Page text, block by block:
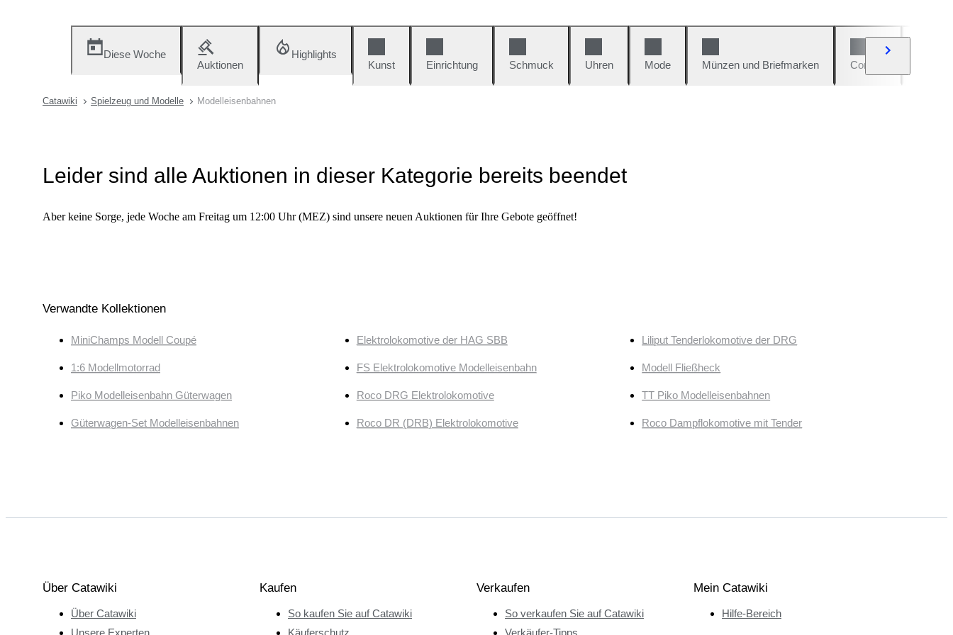
Diese Woche
Auktionen
Highlights
Kunst
Einrichtung Schmuck Uhren Mode Münzen und Briefmarken Comics
Catawiki Spielzeug und Modelle Modelleisenbahnen
Leider sind alle Auktionen in dieser Kategorie bereits beendet
Aber keine Sorge, jede Woche am Freitag um 12:00 Uhr (MEZ) sind unsere neuen Auktionen für Ihre Gebote geöffnet!
Verwandte Kollektionen
MiniChamps Modell Coupé Elektrolokomotive der HAG SBB Liliput Tenderlokomotive der DRG
1:6 Modellmotorrad FS Elektrolokomotive Modelleisenbahn Modell Fließheck
Piko Modelleisenbahn Güterwagen Roco DRG Elektrolokomotive TT Piko Modelleisenbahnen
Güterwagen-Set Modelleisenbahnen Roco DR (DRB) Elektrolokomotive Roco Dampflokomotive mit Tender
Über Catawiki
Über Catawiki
Unsere Experten
Kaufen
So kaufen Sie auf Catawiki
Käuferschutz
Verkaufen
So verkaufen Sie auf Catawiki
Verkäufer-Tipps
Mein Catawiki
Hilfe-Bereich